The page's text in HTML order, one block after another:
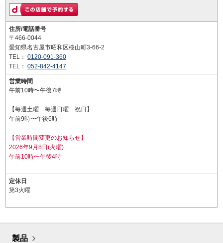
住所/電話番号
〒466-0044
愛知県名古屋市昭和区桜山町3-66-2
TEL： 0120-091-360
TEL： 052-842-4147
営業時間
午前10時〜午後7時
【毎週土曜 毎週日曜 祝日】
午前9時〜午後6時
【営業時間変更のお知らせ】
2026年9月8日(火曜)
午前10時〜午後4時
定休日
第3火曜
製品